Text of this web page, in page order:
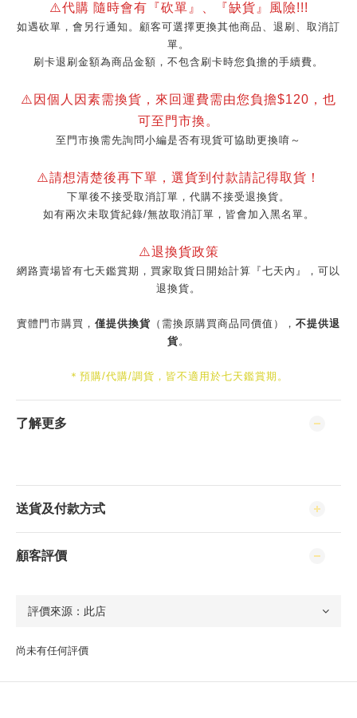
⚠️代購 隨時會有『砍單』、『缺貨』風險!!!
如遇砍單，會另行通知。顧客可選擇更換其他商品、退刷、取消訂
單。
刷卡退刷金額為商品金額，不包含刷卡時您負擔的手續費。
⚠️因個人因素需換貨，來回運費需由您負擔$120，也
可至門市換。
至門市換需先詢問小編是否有現貨可協助更換唷～
⚠️請想清楚後再下單，選貨到付款請記得取貨！
下單後不接受取消訂單，代購不接受退換貨。
如有兩次未取貨紀錄/無故取消訂單，皆會加入黑名單。
⚠️退換貨政策
網路賣場皆有七天鑑賞期，買家取貨日開始計算『七天內』，可以
退換貨。
實體門市購買， 僅提供換貨 （需換原購買商品同價值）， 不提供退
貨。
＊預購/代購/調貨，皆不適用於七天鑑賞期。
了解更多
送貨及付款方式
顧客評價
尚未有任何評價